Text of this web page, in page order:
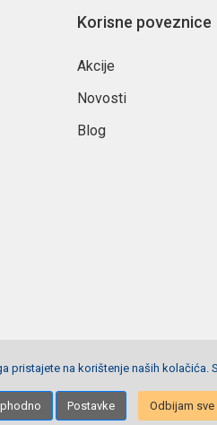
Korisne poveznice
Akcije
Novosti
Blog
pristajete na korištenje naših kolačića.
Postavke Odbijam sve